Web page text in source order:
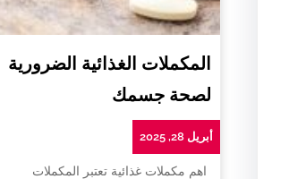
المكملات الغذائية الضرورية
لصحة جسمك
أبريل 28, 2025
اهم مكملات غذائية تعتبر المكملات